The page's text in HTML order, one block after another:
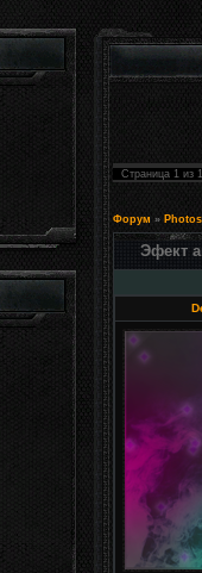
Страница 1из 1
Форум »
Эфект